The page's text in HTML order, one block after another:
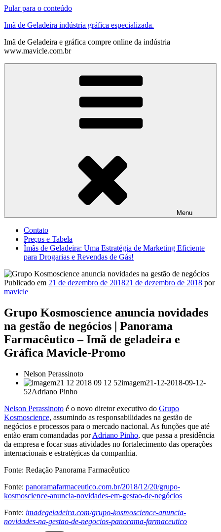
Pular para o conteúdo
Imã de Geladeira indústria gráfica especializada.
Imã de Geladeira e gráfica compre online da indústria
www.mavicle.com.br
Menu
Contato
Preços e Tabela
Ímãs de Geladeira: Uma Estratégia de Marketing Eficiente
para Drogarias e Revendas de Gás!
Publicado em 21 de dezembro de 201821 de dezembro de 2018 por
mavicle
Grupo Kosmoscience anuncia novidades
na gestão de negócios | Panorama
Farmacêutico – Imã de geladeira e
Gráfica Mavicle-Promo
Nelson Perassinoto
imagem21-12-2018-09-12-
52Adriano Pinho
Nelson Perassinoto é o novo diretor executivo do Grupo
Kosmoscience, assumindo as responsabilidades na gestão de
negócios e processos para o mercado nacional. As funções que até
então eram comandadas porAdriano Pinho, que passa a presidência
da empresa e focar suas atividades no fortalecimento das operações
internacionais e estratégicas da companhia.
Fonte: Redação Panorama Farmacêutico
Fonte: panoramafarmaceutico.com.br/2018/12/20/grupo-
kosmoscience-anuncia-novidades-em-gestao-de-negócios
Fonte: imadegeladeira.com/grupo-kosmoscience-anuncia-
novidades-na-gestao-de-negocios-panorama-farmaceutico